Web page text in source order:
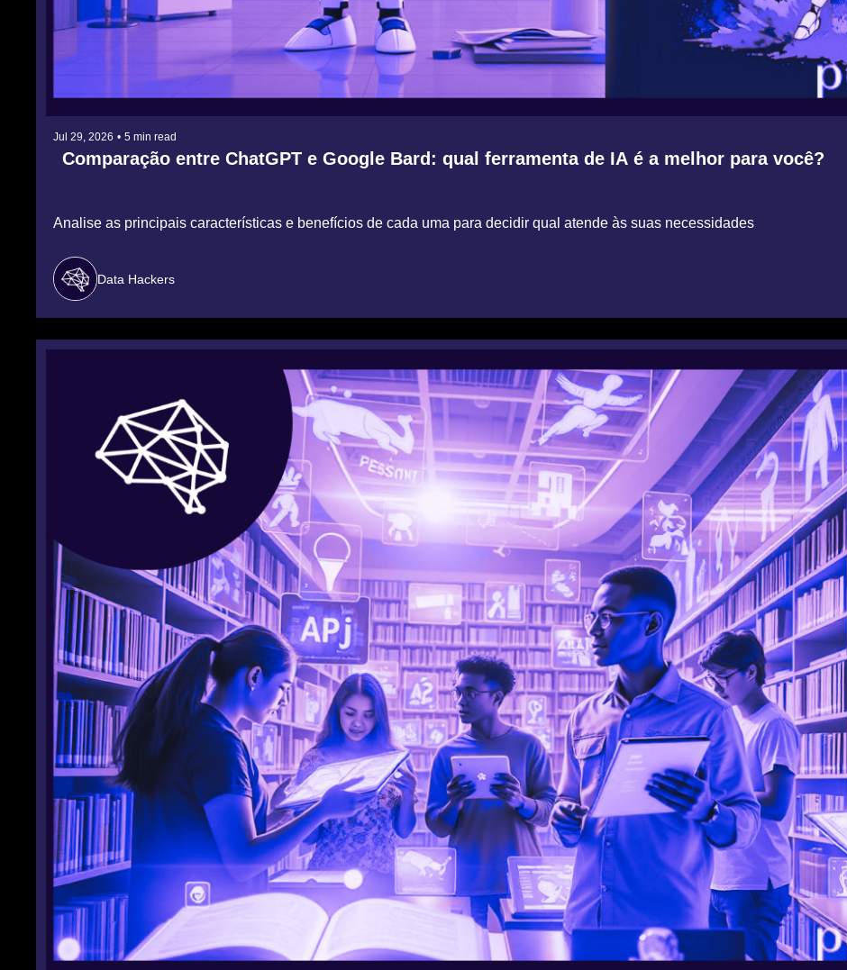
Jul 29, 2026 • 5 min read
Comparação entre ChatGPT e Google Bard: qual ferramenta de IA é a melhor para você?
Analise as principais características e benefícios de cada uma para decidir qual atende às suas necessidades
Data Hackers